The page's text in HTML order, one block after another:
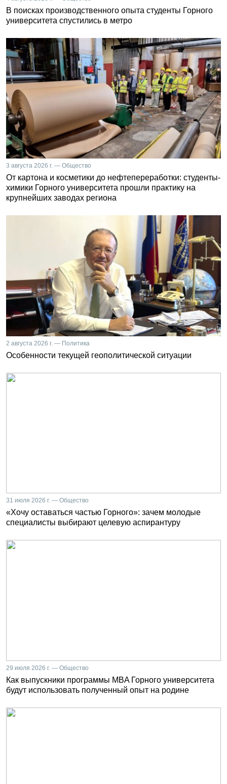
В поисках производственного опыта студенты Горного
университета спустились в метро
3 августа 2026 г. — Общество
От картона и косметики до нефтепереработки: студенты-
химики Горного университета прошли практику на
крупнейших заводах региона
2 августа 2026 г. — Политика
Особенности текущей геополитической ситуации
31 июля 2026 г. — Общество
«Хочу оставаться частью Горного»: зачем молодые
специалисты выбирают целевую аспирантуру
29 июля 2026 г. — Общество
Как выпускники программы MBA Горного университета
будут использовать полученный опыт на родине